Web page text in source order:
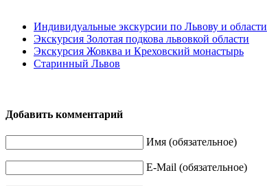
Индивидуальные экскурсии по Львову и области
Экскурсия Золотая подкова львовкой области
Экскурсия Жовква и Креховский монастырь
Старинный Львов
Добавить комментарий
Имя (обязательное)
E-Mail (обязательное)